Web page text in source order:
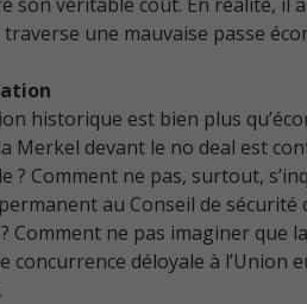
traverse une mauvaise passe
historique est bien plus
Merkel devant le no deal est
? Comment ne pas, surtout,
au Conseil de
Comment ne pas imaginer
concurrence déloyale à l’Union